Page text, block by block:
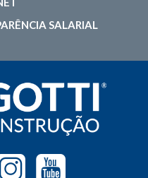
SALARIAL
InstagramYoutube